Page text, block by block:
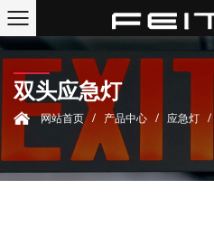
双头应急灯
网站首页 / 产品中心 / 应急灯 /